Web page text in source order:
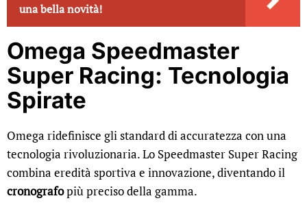
una bella novità!
Omega Speedmaster
Super Racing: Tecnologia
Spirate
Omega ridefinisce gli standard di accuratezza con una
tecnologia rivoluzionaria. Lo Speedmaster Super Racing
combina eredità sportiva e innovazione, diventando il
cronografopiù preciso della gamma.